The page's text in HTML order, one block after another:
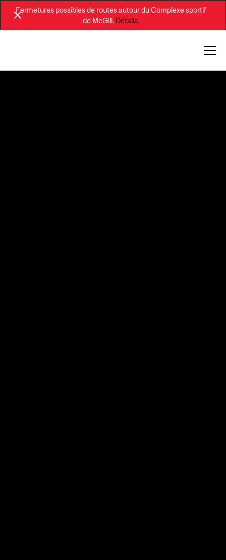
Fermetures possibles de routes autour du Complexe sportif
de McGill. Détails.